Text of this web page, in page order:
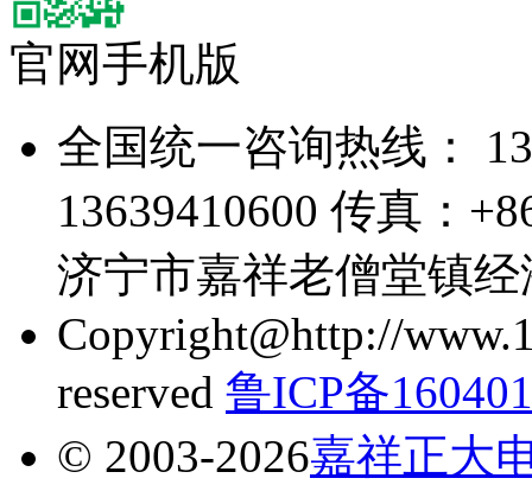
官网手机版
全国统一咨询热线：
13639410600 传真：
济宁市嘉祥老僧堂镇
Copyright@http://
reserved 鲁ICP备
© 2003-2026嘉祥正大